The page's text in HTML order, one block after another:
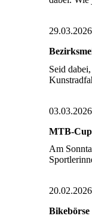
Seid
03.03.2026
MTB-Cup
Am
Bikebörse